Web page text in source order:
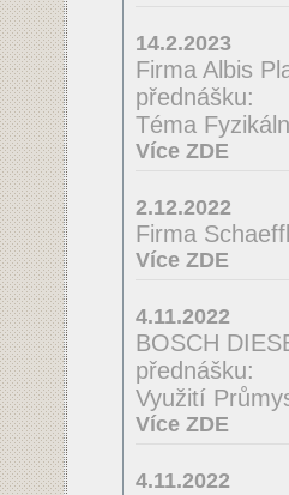
14.2.2023
Firma Albis
přednášku:
Téma
Více ZDE
2.12.2022
Firma
Více ZDE
4.11.2022
BOSCH
přednášku:
Využití
Více ZDE
4.11.2022